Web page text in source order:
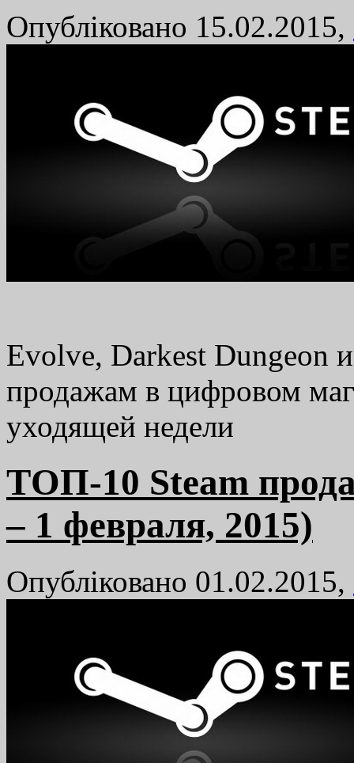
Опубліковано 15.02.2015,
Evolve, Darkest Dungeon
продажам в цифровом
уходящей недели
TОП-10 Steam
– 1 февраля, 2015)
Опубліковано 01.02.2015,